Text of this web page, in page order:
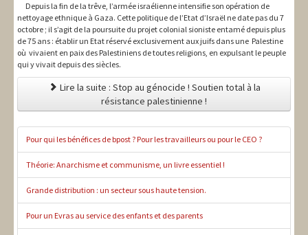
Depuis la fin de la trêve, l’armée israélienne intensifie son opération de
nettoyage ethnique à Gaza. Cette politique de l’Etat d’Israël ne date pas du 7
octobre ; il s’agit de la poursuite du projet colonial sioniste entamé depuis plus
de 75 ans : établir un Etat réservé exclusivement aux juifs dans une Palestine
où vivaient en paix des Palestiniens de toutes religions, en expulsant le peuple
qui y vivait depuis des siècles.
Lire la suite : Stop au génocide ! Soutien total à la
résistance palestinienne !
Pour qui les bénéfices de bpost ? Pour les travailleurs ou pour le CEO ?
Théorie: Anarchisme et communisme, un livre essentiel !
Grande distribution : un secteur sous haute tension.
Pour un Evras au service des enfants et des parents